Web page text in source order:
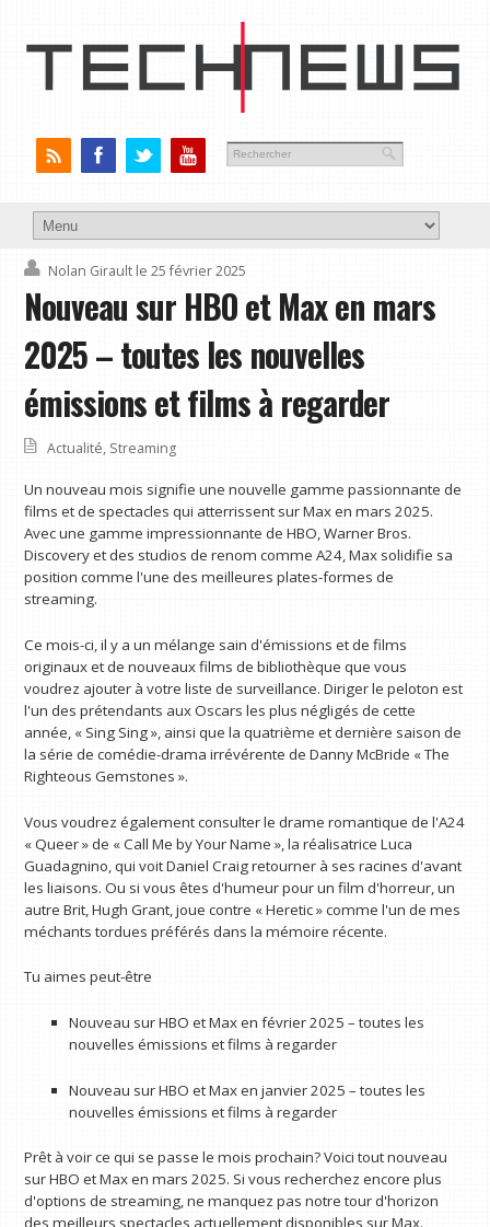
Nolan Girault le 25 février 2025
Nouveau sur HBO et Max en mars
2025 – toutes les nouvelles
émissions et films à regarder
Actualité, Streaming
Un nouveau mois signifie une nouvelle gamme passionnante de
films et de spectacles qui atterrissent sur Max en mars 2025.
Avec une gamme impressionnante de HBO, Warner Bros.
Discovery et des studios de renom comme A24, Max solidifie sa
position comme l'une des meilleures plates-formes de
streaming.
Ce mois-ci, il y a un mélange sain d'émissions et de films
originaux et de nouveaux films de bibliothèque que vous
voudrez ajouter à votre liste de surveillance. Diriger le peloton est
l'un des prétendants aux Oscars les plus négligés de cette
année, « Sing Sing », ainsi que la quatrième et dernière saison de
la série de comédie-drama irrévérente de Danny McBride « The
Righteous Gemstones ».
Vous voudrez également consulter le drame romantique de l'A24
« Queer » de « Call Me by Your Name », la réalisatrice Luca
Guadagnino, qui voit Daniel Craig retourner à ses racines d'avant
les liaisons. Ou si vous êtes d'humeur pour un film d'horreur, un
autre Brit, Hugh Grant, joue contre « Heretic » comme l'un de mes
méchants tordues préférés dans la mémoire récente.
Tu aimes peut-être
Nouveau sur HBO et Max en février 2025 – toutes les
nouvelles émissions et films à regarder
Nouveau sur HBO et Max en janvier 2025 – toutes les
nouvelles émissions et films à regarder
Prêt à voir ce qui se passe le mois prochain? Voici tout nouveau
sur HBO et Max en mars 2025. Si vous recherchez encore plus
d'options de streaming, ne manquez pas notre tour d'horizon
des meilleurs spectacles actuellement disponibles sur Max.